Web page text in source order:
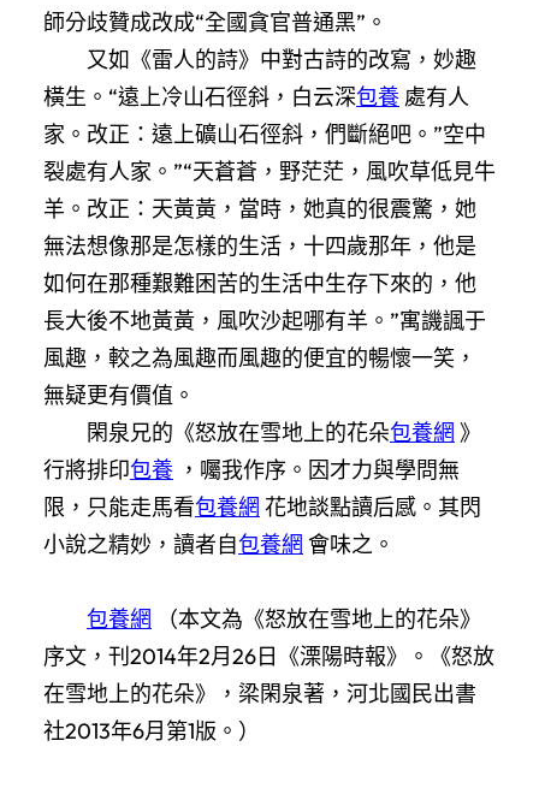
師分歧贊成改成“全國貪官普通黑”。
又如《雷人的詩》中對古詩的改寫，妙趣
橫生。“遠上冷山石徑斜，白云深包養 處有人
家。改正：遠上礦山石徑斜，們斷絕吧。”空中
裂處有人家。”“天蒼蒼，野茫茫，風吹草低見牛
羊。改正：天黃黃，當時，她真的很震驚，她
無法想像那是怎樣的生活，十四歲那年，他是
如何在那種艱難困苦的生活中生存下來的，他
長大後不地黃黃，風吹沙起哪有羊。”寓譏諷于
風趣，較之為風趣而風趣的便宜的暢懷一笑，
無疑更有價值。
閑泉兄的《怒放在雪地上的花朵包養網 》
行將排印包養 ，囑我作序。因才力與學問無
限，只能走馬看包養網 花地談點讀后感。其閃
小說之精妙，讀者自包養網 會味之。
包養網 （本文為《怒放在雪地上的花朵》
序文，刊2014年2月26日《溧陽時報》。《怒放
在雪地上的花朵》，梁閑泉著，河北國民出書
社2013年6月第1版。）